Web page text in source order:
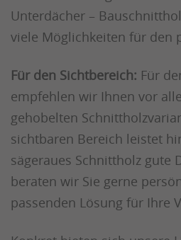
Unterdächer –
viele Möglichkeiten für den
Für den Sichtbereich: Für
empfehlen wir Ihnen vor
gehobelten
sichtbaren Bereich leistet
sägeraues Schnittholz gute
beraten wir Sie gerne
passenden Lösung für Ihre